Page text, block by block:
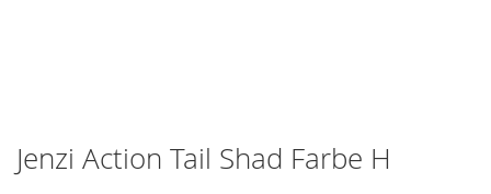
Zum
Anfang
Jenzi Action Tail Shad Farbe H